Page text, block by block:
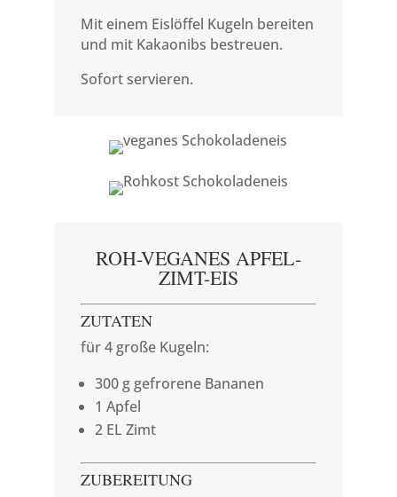
Mit einem Eislöffel Kugeln bereiten
und mit Kakaonibs bestreuen.
Sofort servieren.
ROH-VEGANES APFEL-
ZIMT-EIS
ZUTATEN
für 4 große Kugeln:
300 g gefrorene Bananen
1 Apfel
2 EL Zimt
ZUBEREITUNG